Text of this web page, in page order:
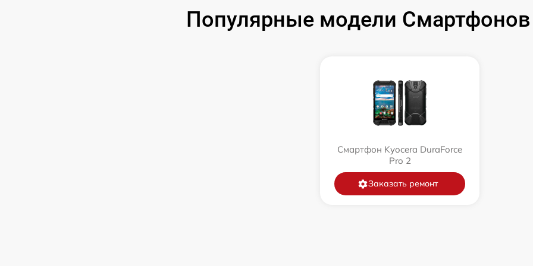
Популярные модели Смартфонов
Смартфон Kyocera DuraForce
Pro 2
Заказать ремонт